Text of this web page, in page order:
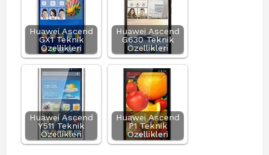
Huawei Ascend
GX1 Teknik
Özellikleri
Huawei Ascend
G630 Teknik
Özellikleri
Huawei Ascend
Y511 Teknik
Özellikleri
Huawei Ascend
P1 Teknik
Özellikleri